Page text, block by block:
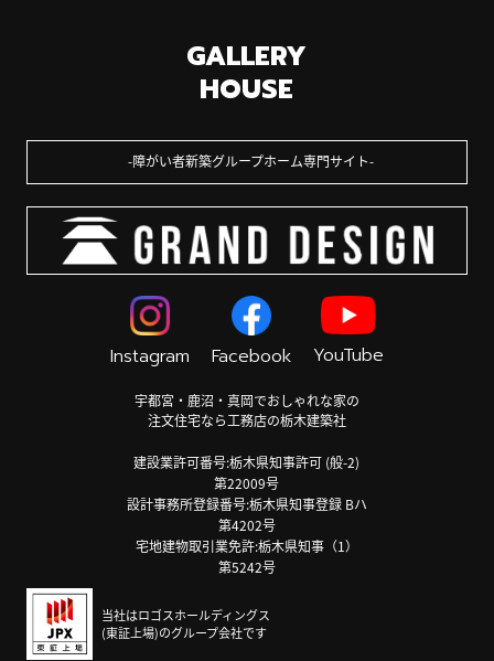
GALLERY
HOUSE
障がい者新築グループホーム専門サイト
Instagram Facebook YouTube
宇都宮・鹿沼・真岡でおしゃれな家の
注文住宅なら工務店の栃木建築社
建設業許可番号:栃木県知事許可 (般-2)
第22009号
設計事務所登録番号:栃木県知事登録 Bハ
第4202号
宅地建物取引業免許:栃木県知事（1）
第5242号
当社はロゴスホールディングス
(東証上場)のグループ会社です